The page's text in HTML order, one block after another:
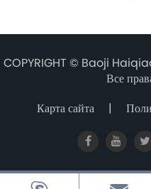
COPYRIGHT © Baoji
Все
Карта сайта|